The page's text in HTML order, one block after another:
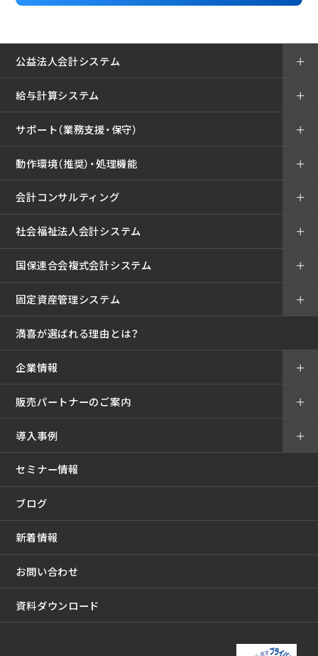
公益法人会計システム ＋
給与計算システム ＋
サポート（業務支援・保守） ＋
動作環境（推奨）・処理機能 ＋
会計コンサルティング ＋
社会福祉法人会計システム ＋
国保連合会複式会計システム ＋
固定資産管理システム ＋
満喜が選ばれる理由とは？
企業情報 ＋
販売パートナーのご案内 ＋
導入事例
セミナー情報
＋
ブログ
新着情報
お問い合わせ
資料ダウンロード